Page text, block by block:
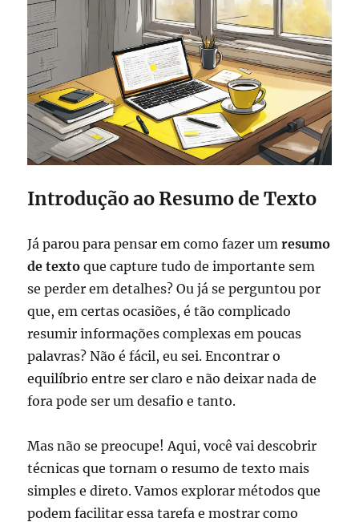
Introdução ao Resumo de Texto
Já parou para pensar em como fazer umresumo
de texto que capture tudo de importante sem
se perder em detalhes? Ou já se perguntou por
que, em certas ocasiões, é tão complicado
resumir informações complexas em poucas
palavras? Não é fácil, eu sei. Encontrar o
equilíbrio entre ser claro e não deixar nada de
fora pode ser um desafio e tanto.
Mas não se preocupe! Aqui, você vai descobrir
técnicas que tornam o resumo de texto mais
simples e direto. Vamos explorar métodos que
podem facilitar essa tarefa e mostrar como